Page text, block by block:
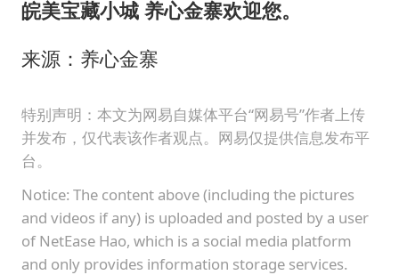
皖美宝藏小城 养心金寨欢迎您。
来源：养心金寨
特别声明：本文为网易自媒体平台“网易号”作者上传
并发布，仅代表该作者观点。网易仅提供信息发布平
台。
Notice: The content above (including the pictures
and videos if any) is uploaded and posted by a user
of NetEase Hao, which is a social media platform
and only provides information storage services.